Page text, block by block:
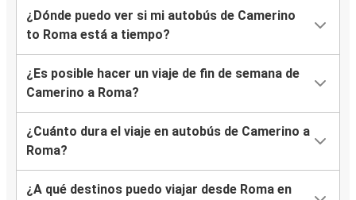
¿Dónde puedo ver si mi autobús de Camerino
to Roma está a tiempo?
¿Es posible hacer un viaje de fin de semana de
Camerino a Roma?
¿Cuánto dura el viaje en autobús de Camerino a
Roma?
¿A qué destinos puedo viajar desde Roma en